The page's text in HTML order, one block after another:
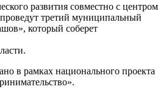
развития совместно с центром
третий муниципальный
который соберет
в рамках национального проекта